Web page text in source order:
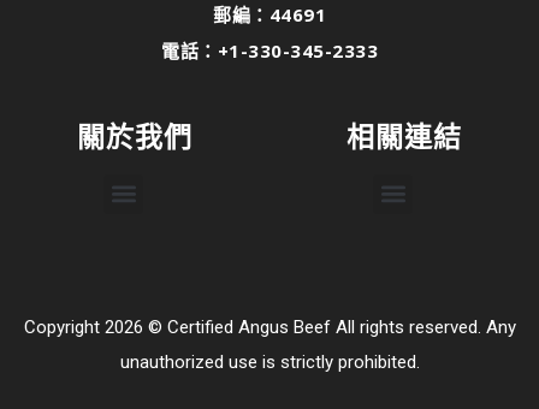
郵編：44691
電話：+1-330-345-2333
關於我們 相關連結
Copyright 2026 © Certified Angus Beef All rights reserved. Any
unauthorized use is strictly prohibited.